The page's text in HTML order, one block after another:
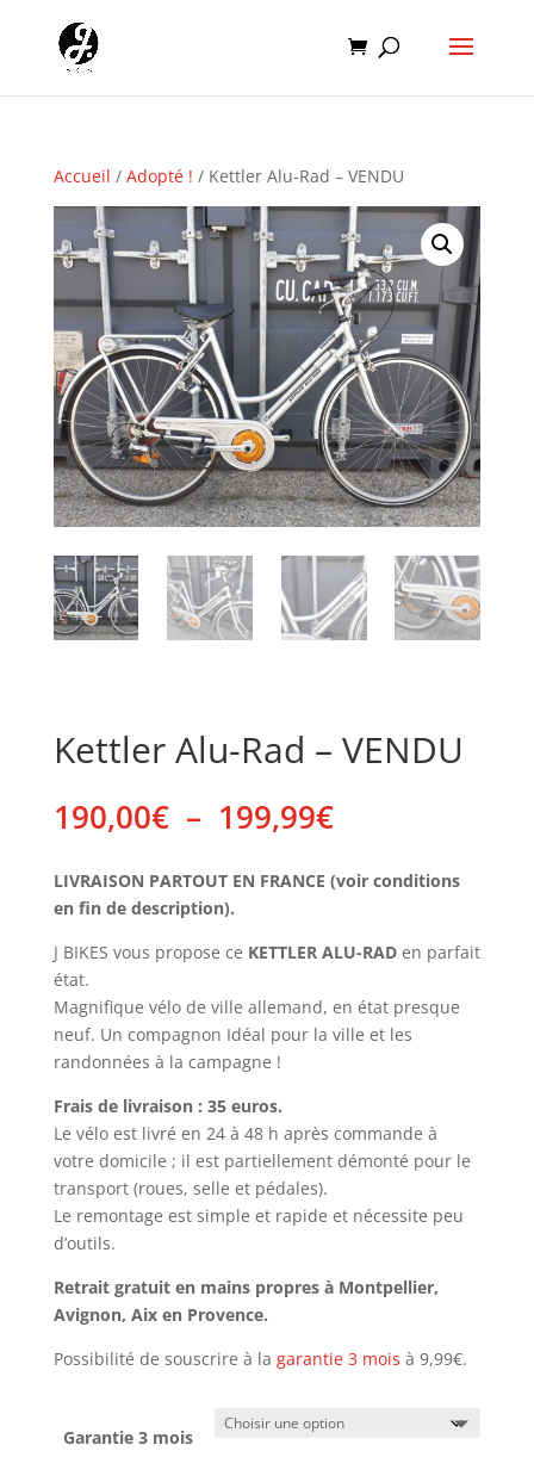
Accueil / Adopté ! / Kettler Alu-Rad – VENDU
Kettler Alu-Rad – VENDU
190,00€ – 199,99€Plage
de
prix :
190,00€
199,99€
LIVRAISON PARTOUT EN FRANCE (voir conditions
en fin de description).
J BIKES vous propose ce KETTLER ALU-RAD en parfait
état.
Magnifique vélo de ville allemand, en état presque
neuf. Un compagnon Idéal pour la ville et les
randonnées à la campagne !
Frais de livraison : 35 euros.
Le vélo est livré en 24 à 48 h après commande à
votre domicile ; il est partiellement démonté pour le
transport (roues, selle et pédales).
Le remontage est simple et rapide et nécessite peu
d’outils.
Retrait gratuit en mains propres à Montpellier,
Avignon, Aix en Provence.
Possibilité de souscrire à la garantie 3 mois à 9,99€.
Garantie 3 mois